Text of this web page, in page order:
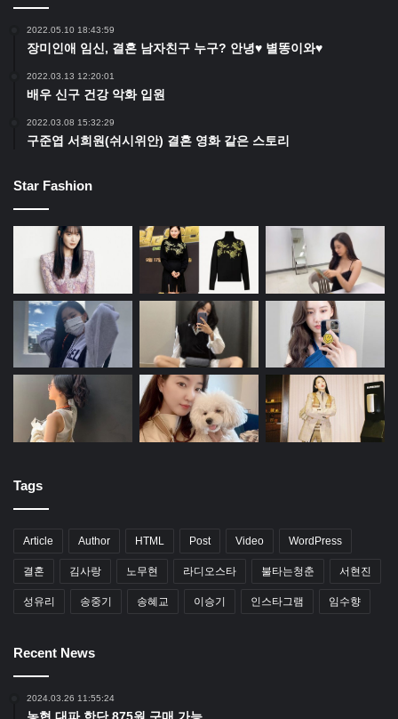
2022.05.10 18:43:59
장미인애 임신, 결혼 남자친구 누구? 안녕♥ 별똥이와♥
2022.03.13 12:20:01
배우 신구 건강 악화 입원
2022.03.08 15:32:29
구준엽 서희원(쉬시위안) 결혼 영화 같은 스토리
Star Fashion
Tags
Article Author HTML Post Video WordPress
결혼 김사랑 노무현 라디오스타 불타는청춘 서현진
성유리 송중기 송혜교 이승기 인스타그램 임수향
Recent News
2024.03.26 11:55:24